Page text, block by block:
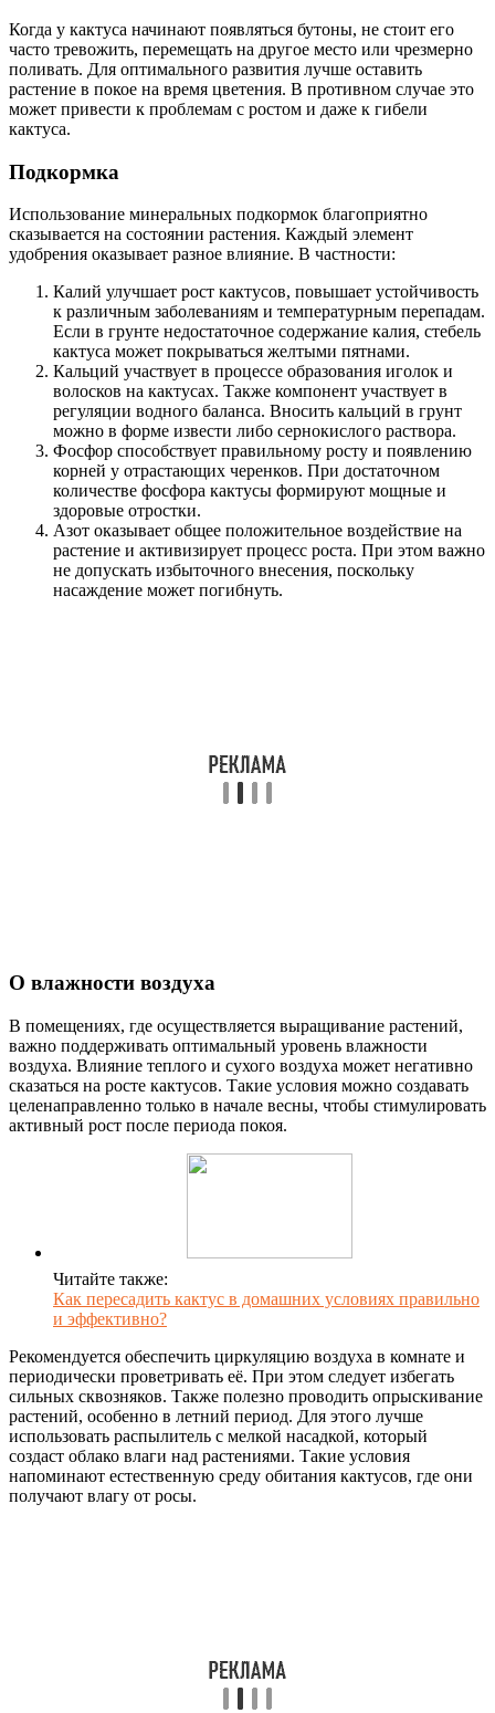
Когда у кактуса начинают появляться бутоны, не стоит его
часто тревожить, перемещать на другое место или чрезмерно
поливать. Для оптимального развития лучше оставить
растение в покое на время цветения. В противном случае это
может привести к проблемам с ростом и даже к гибели
кактуса.
Подкормка
Использование минеральных подкормок благоприятно
сказывается на состоянии растения. Каждый элемент
удобрения оказывает разное влияние. В частности:
Калий улучшает рост кактусов, повышает устойчивость
к различным заболеваниям и температурным перепадам.
Если в грунте недостаточное содержание калия, стебель
кактуса может покрываться желтыми пятнами.
Кальций участвует в процессе образования иголок и
волосков на кактусах. Также компонент участвует в
регуляции водного баланса. Вносить кальций в грунт
можно в форме извести либо сернокислого раствора.
Фосфор способствует правильному росту и появлению
корней у отрастающих черенков. При достаточном
количестве фосфора кактусы формируют мощные и
здоровые отростки.
Азот оказывает общее положительное воздействие на
растение и активизирует процесс роста. При этом важно
не допускать избыточного внесения, поскольку
насаждение может погибнуть.
О влажности воздуха
В помещениях, где осуществляется выращивание растений,
важно поддерживать оптимальный уровень влажности
воздуха. Влияние теплого и сухого воздуха может негативно
сказаться на росте кактусов. Такие условия можно создавать
целенаправленно только в начале весны, чтобы стимулировать
активный рост после периода покоя.
Читайте также:
Как пересадить кактус в домашних условиях правильно
и эффективно?
Рекомендуется обеспечить циркуляцию воздуха в комнате и
периодически проветривать её. При этом следует избегать
сильных сквозняков. Также полезно проводить опрыскивание
растений, особенно в летний период. Для этого лучше
использовать распылитель с мелкой насадкой, который
создаст облако влаги над растениями. Такие условия
напоминают естественную среду обитания кактусов, где они
получают влагу от росы.